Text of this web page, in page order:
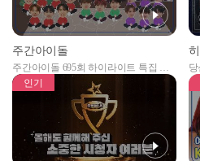
주간아이돌
주간아이돌 695회 하이라이트 특집 남
자아이돌편 예고
못
인기